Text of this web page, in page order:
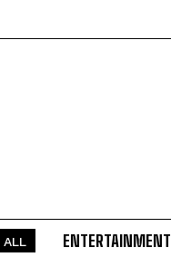
ALL ENTERTAINMENT